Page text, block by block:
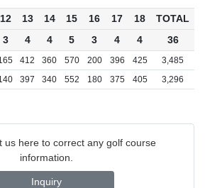
12 13 14 15 16 17 18
TOTAL
3 4 4 5 3 4 4 36
412 360 570 200 396 425
3,485
397 340 552 180 375 405 3,296
us here to correct any golf course
information.
Inquiry